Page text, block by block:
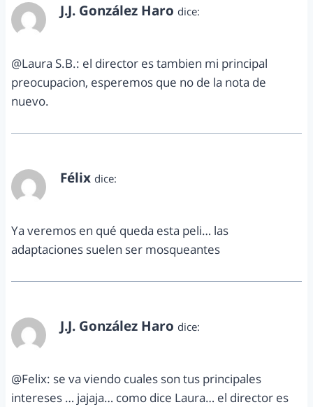
J.J. González Haro dice:
@Laura S.B.: el director es tambien mi principal
preocupacion, esperemos que no de la nota de
nuevo.
Félix dice:
Ya veremos en qué queda esta peli… las
adaptaciones suelen ser mosqueantes
J.J. González Haro dice:
@Felix: se va viendo cuales son tus principales
intereses … jajaja… como dice Laura… el director es